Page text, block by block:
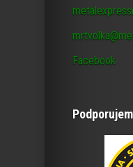
Facebook